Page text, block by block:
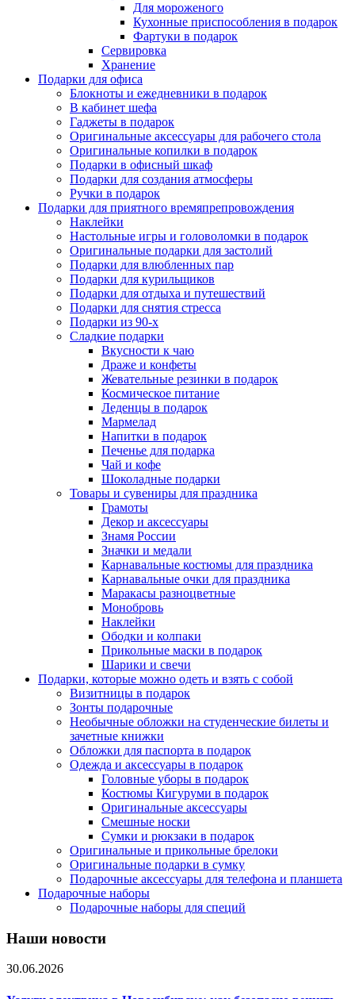
Для мороженого
Кухонные приспособления в подарок
Фартуки в подарок
Сервировка
Хранение
Подарки для офиса
Блокноты и ежедневники в подарок
В кабинет шефа
Гаджеты в подарок
Оригинальные аксессуары для рабочего стола
Оригинальные копилки в подарок
Подарки в офисный шкаф
Подарки для создания атмосферы
Ручки в подарок
Подарки для приятного времяпрепровождения
Наклейки
Настольные игры и головоломки в подарок
Оригинальные подарки для застолий
Подарки для влюбленных пар
Подарки для курильщиков
Подарки для отдыха и путешествий
Подарки для снятия стресса
Подарки из 90-х
Сладкие подарки
Вкусности к чаю
Драже и конфеты
Жевательные резинки в подарок
Космическое питание
Леденцы в подарок
Мармелад
Напитки в подарок
Печенье для подарка
Чай и кофе
Шоколадные подарки
Товары и сувениры для праздника
Грамоты
Декор и аксессуары
Знамя России
Значки и медали
Карнавальные костюмы для праздника
Карнавальные очки для праздника
Маракасы разноцветные
Монобровь
Наклейки
Ободки и колпаки
Прикольные маски в подарок
Шарики и свечи
Подарки, которые можно одеть и взять с собой
Визитницы в подарок
Зонты подарочные
Необычные обложки на студенческие билеты и
зачетные книжки
Обложки для паспорта в подарок
Одежда и аксессуары в подарок
Головные уборы в подарок
Костюмы Кигуруми в подарок
Оригинальные аксессуары
Смешные носки
Сумки и рюкзаки в подарок
Оригинальные и прикольные брелоки
Оригинальные подарки в сумку
Подарочные аксессуары для телефона и планшета
Подарочные наборы
Подарочные наборы для специй
Наши новости
30.06.2026